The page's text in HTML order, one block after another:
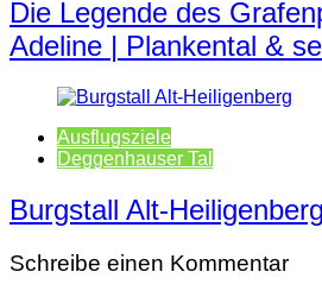
Die Legende des
Adeline | Plankental &
Ausflugsziele
Deggenhauser Tal
Burgstall Alt-Heiligenberg
Schreibe einen Kommentar